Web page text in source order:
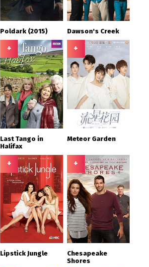
Poldark (2015) Dawson's Creek
+
Last Tango in
Halifax
+
Meteor Garden
+
Lipstick Jungle
+
Chesapeake
Shores